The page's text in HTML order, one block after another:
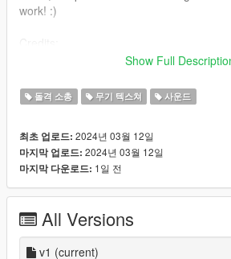
work! :)
Disclaimer; Do not re-upload, modify or
Show Full
돌격 소총 무기 텍스쳐 사운드
최초 업로드: 2024년 03월 12일
마지막 업로드: 2024년 03월 12일
마지막 다운로드: 1일 전
All Versions
v1 (current)